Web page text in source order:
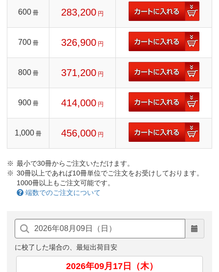
600 冊 283,200 円
700 冊 326,900 円
800 冊 371,200 円
900 冊 414,000 円
1,000 冊 456,000 円
最小で30冊からご注文いただけます。
30冊以上であれば10冊単位でご注文をお受けしております。
1000冊以上もご注文可能です。
端数でのご注文について
に校了した場合の、最短出荷目安
2026年09月17日（木）